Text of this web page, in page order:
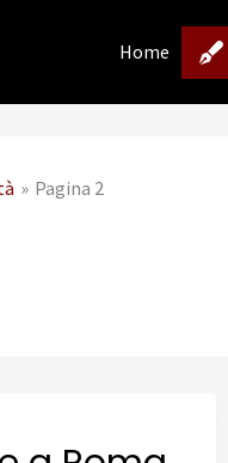
Home
Pagina 2